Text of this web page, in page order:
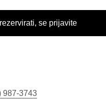
se prijavite
987-3743